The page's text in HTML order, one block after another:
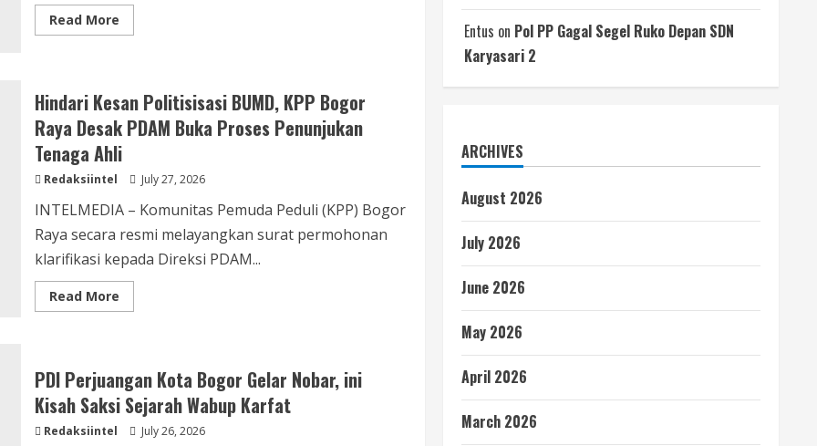
Read MoreRead
more
Run,
BRI
KC
Warung
Buncit
Tawarkan
Solusi
Hindari Kesan Politisisasi BUMD, KPP Bogor
Raya Desak PDAM Buka Proses Penunjukan
Tenaga Ahli
Redaksiintel July 27, 2026
INTELMEDIA – Komunitas Pemuda Peduli (KPP) Bogor
Raya secara resmi melayangkan surat permohonan
klarifikasi kepada Direksi PDAM...
Read MoreRead
more
BUMD,
KPP
Bogor
Raya
Desak
PDAM
PDI Perjuangan Kota Bogor Gelar Nobar, ini
Kisah Saksi Sejarah Wabup Karfat
Redaksiintel July 26, 2026
Entus on Pol PP Gagal Segel Ruko Depan SDN
Karyasari 2
ARCHIVES
August 2026
July 2026
June 2026
May 2026
April 2026
March 2026